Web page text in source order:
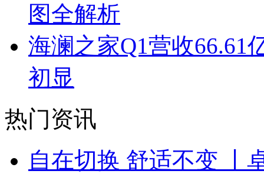
图全解析
海澜之家Q1营收66.61
初显
热门资讯
自在切换 舒适不变 丨